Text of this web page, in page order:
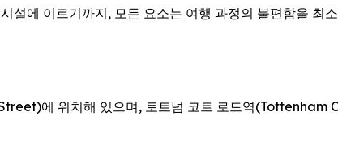
설에 이르기까지, 모든 요소는 여행 과정의 불편함을 최
에 위치해 있으며, 토트넘 코트 로드역(Tottenham